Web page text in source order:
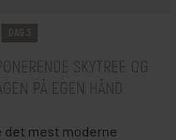
SE HOTEL
DAG 3
SKYTREE OG
PÅ EGEN HÅND
det mest moderne